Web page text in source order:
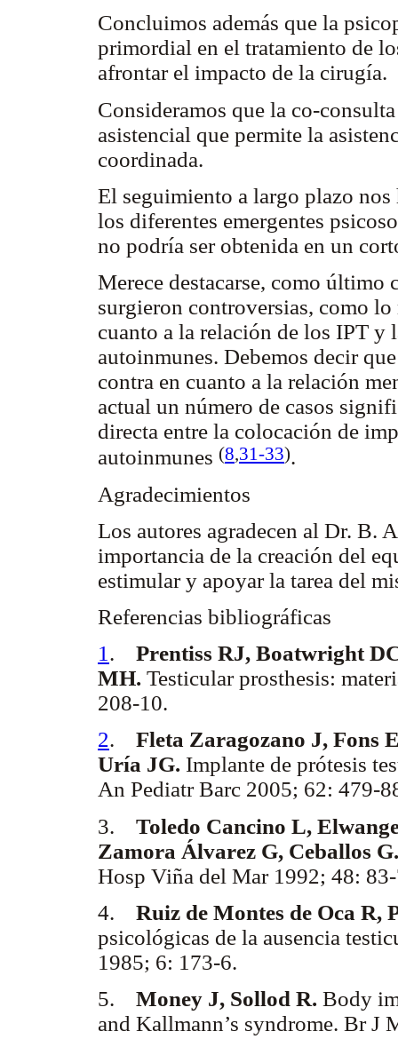
Concluimos además que la
primordial en el tratamiento de
afrontar el impacto de la cirugía.
Consideramos que la co-
asistencial que permite la
coordinada.
El seguimiento a largo plazo
los diferentes emergentes
no podría ser obtenida en un
Merece destacarse, como último
surgieron controversias, como
cuanto a la relación de los IPT y
autoinmunes. Debemos decir
contra en cuanto a la relación
actual un número de casos
directa entre la colocación de
autoinmunes (8,31-33).
Agradecimientos
Los autores agradecen al Dr. B.
importancia de la creación del
estimular y apoyar la tarea del
Referencias bibliográficas
1 . Prentiss RJ, Boatwright
MH. Testicular prosthesis:
208-10.
2. Fleta Zaragozano J, Fons
Uría JG. Implante de prótesis
An Pediatr Barc 2005; 62: 479-
3. Toledo Cancino L,
Zamora Álvarez G, Ceballos G.
Hosp Viña del Mar 1992; 48:
4. Ruiz de Montes de Oca R,
psicológicas de la ausencia
1985; 6: 173-6.
5. Money J, Sollod R. Body
and Kallmann’s syndrome. Br J